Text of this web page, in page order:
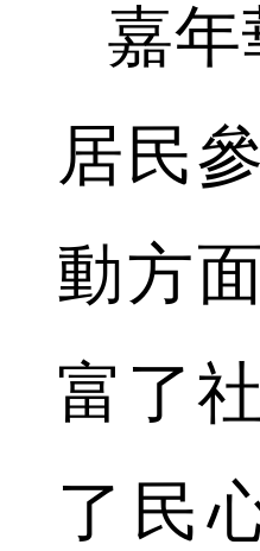
嘉年
居民
動方
富了
了民